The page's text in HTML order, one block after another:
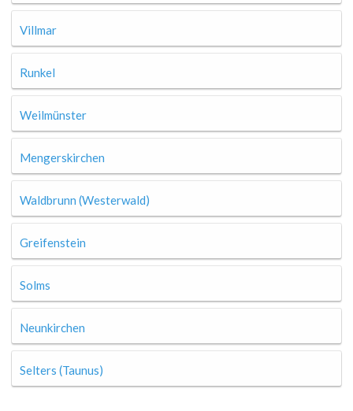
Villmar
Runkel
Weilmünster
Mengerskirchen
Waldbrunn (Westerwald)
Greifenstein
Solms
Neunkirchen
Selters (Taunus)